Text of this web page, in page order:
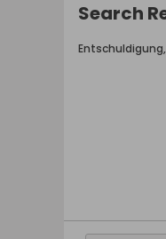
Search